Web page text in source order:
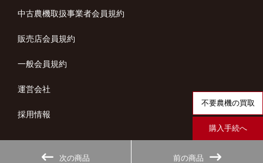
次の商品 前の商品
不要農機の買取
購入手続へ
中古農機取扱事業者会員規約
販売店会員規約
一般会員規約
運営会社
採用情報